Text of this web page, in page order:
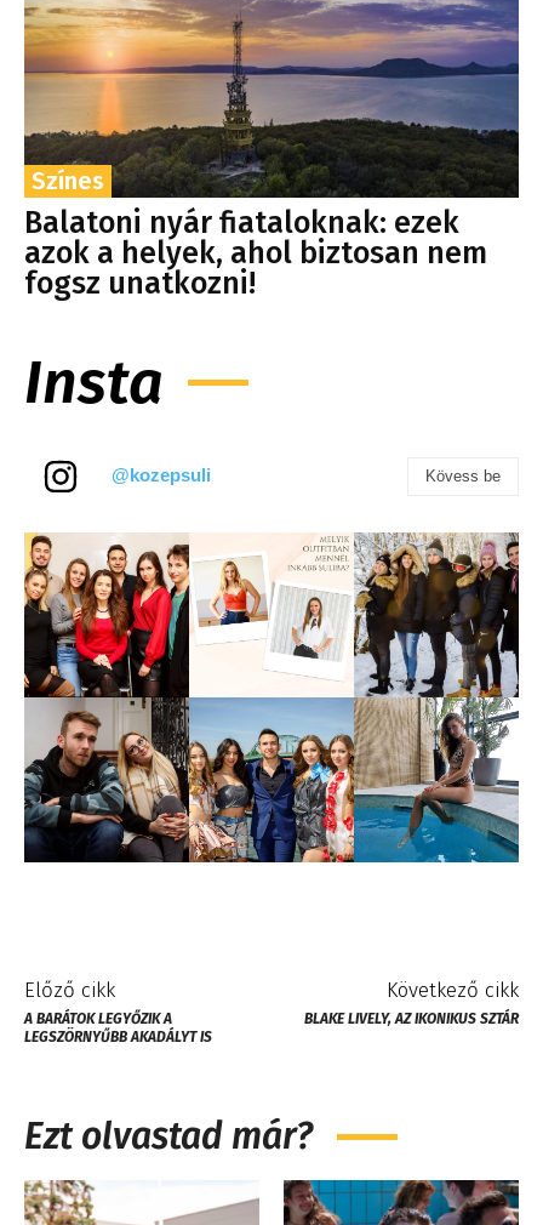
Színes
Balatoni nyár fiataloknak: ezek
azok a helyek, ahol biztosan nem
fogsz unatkozni!
Insta
@kozepsuli Kövess be
Előző cikk
A BARÁTOK LEGYŐZIK A
LEGSZÖRNYŰBB AKADÁLYT IS
Következő cikk
BLAKE LIVELY, AZ IKONIKUS SZTÁR
Ezt olvastad már?